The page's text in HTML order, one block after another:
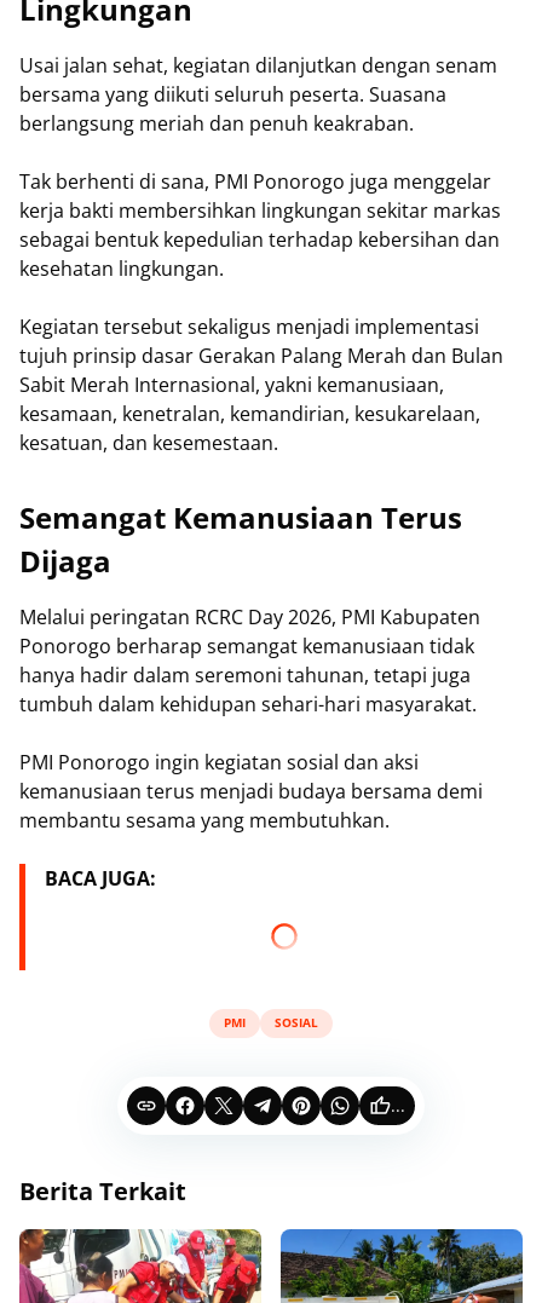
Lingkungan
Usai jalan sehat, kegiatan dilanjutkan dengan senam
bersama yang diikuti seluruh peserta. Suasana
berlangsung meriah dan penuh keakraban.
Tak berhenti di sana, PMI Ponorogo juga menggelar
kerja bakti membersihkan lingkungan sekitar markas
sebagai bentuk kepedulian terhadap kebersihan dan
kesehatan lingkungan.
Kegiatan tersebut sekaligus menjadi implementasi
tujuh prinsip dasar Gerakan Palang Merah dan Bulan
Sabit Merah Internasional, yakni kemanusiaan,
kesamaan, kenetralan, kemandirian, kesukarelaan,
kesatuan, dan kesemestaan.
Semangat Kemanusiaan Terus
Dijaga
Melalui peringatan RCRC Day 2026, PMI Kabupaten
Ponorogo berharap semangat kemanusiaan tidak
hanya hadir dalam seremoni tahunan, tetapi juga
tumbuh dalam kehidupan sehari-hari masyarakat.
PMI Ponorogo ingin kegiatan sosial dan aksi
kemanusiaan terus menjadi budaya bersama demi
membantu sesama yang membutuhkan.
BACA JUGA:
PMI SOSIAL
...
Berita Terkait